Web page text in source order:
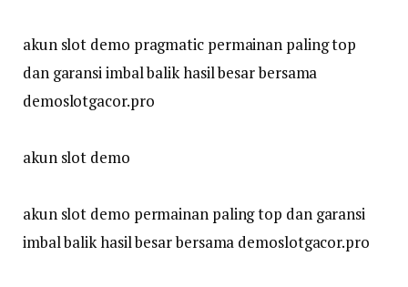
akun slot demo pragmatic permainan paling top
dan garansi imbal balik hasil besar bersama
demoslotgacor.pro
akun slot demo
akun slot demo permainan paling top dan garansi
imbal balik hasil besar bersama demoslotgacor.pro